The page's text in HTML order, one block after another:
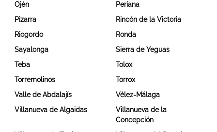
Ojén
Periana
Pizarra
Rincón de la Victoria
Riogordo
Ronda
Sayalonga
Sierra de Yeguas
Teba
Tolox
Torremolinos
Torrox
Valle de Abdalajís
Vélez-Málaga
Villanueva de Algaidas
Villanueva de la
Concepción